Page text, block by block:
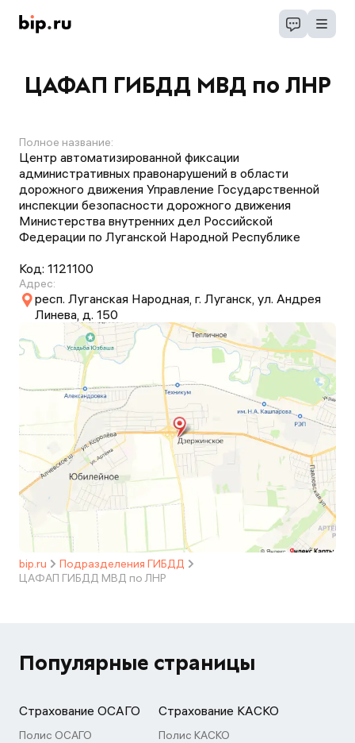
ЦАФАП ГИБДД МВД по ЛНР
Полное название:
Центр автоматизированной фиксации
административных правонарушений в области
дорожного движения Управление Государственной
инспекции безопасности дорожного движения
Министерства внутренних дел Российской
Федерации по Луганской Народной Республике
Код: 1121100
Адрес:
респ. Луганская Народная, г. Луганск, ул. Андрея
Линева, д. 150
bip.ru
Подразделения ГИБДД
ЦАФАП ГИБДД МВД по ЛНР
Популярные страницы
Страхование ОСАГО
Полис ОСАГО
Страхование КАСКО
Полис КАСКО